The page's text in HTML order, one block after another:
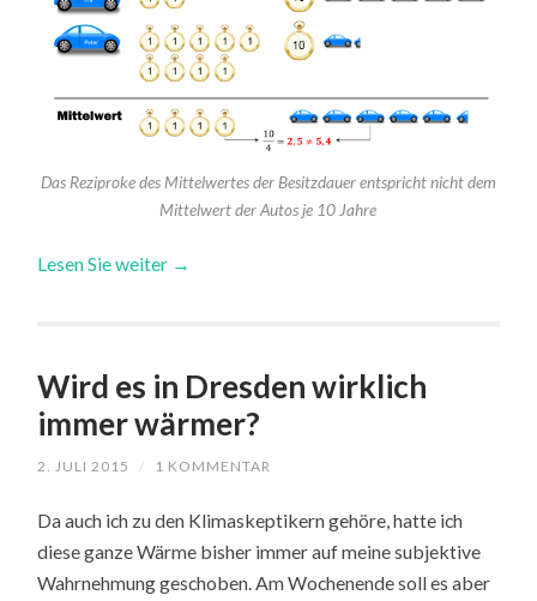
Das Reziproke des Mittelwertes der Besitzdauer entspricht nicht dem
Mittelwert der Autos je 10 Jahre
Lesen Sie weiter →
Wird es in Dresden wirklich
immer wärmer?
2. JULI 2015 / 1 KOMMENTAR
Da auch ich zu den Klimaskeptikern gehöre, hatte ich
diese ganze Wärme bisher immer auf meine subjektive
Wahrnehmung geschoben. Am Wochenende soll es aber